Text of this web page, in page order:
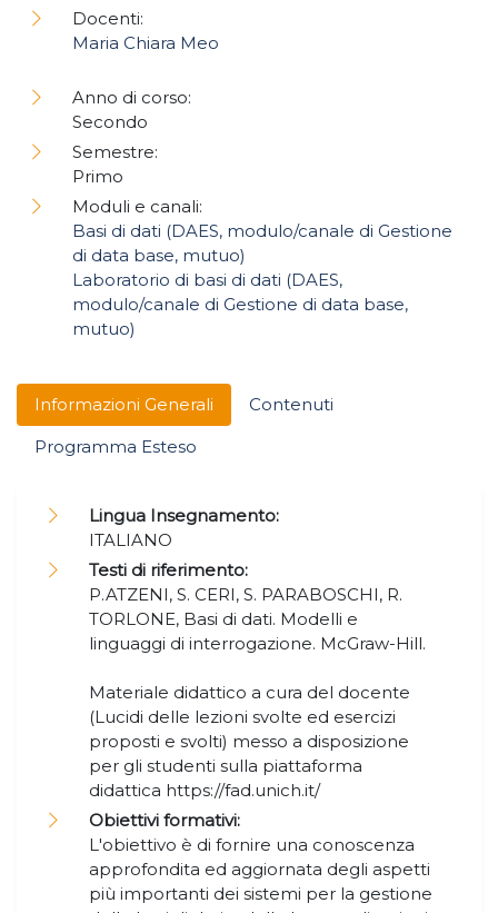
Informazioni Generali
Contenuti
Programma Esteso
Lingua Insegnamento:
ITALIANO
Testi di riferimento:
P.ATZENI, S. CERI, S. PARABOSCHI, R.
TORLONE, Basi di dati. Modelli e
linguaggi di interrogazione. McGraw-Hill.
Materiale didattico a cura del docente
(Lucidi delle lezioni svolte ed esercizi
proposti e svolti) messo a disposizione
per gli studenti sulla piattaforma
didattica https://fad.unich.it/
Obiettivi formativi:
L'obiettivo è di fornire una conoscenza
approfondita ed aggiornata degli aspetti
più importanti dei sistemi per la gestione
Docenti:
Maria Chiara Meo
Anno di corso:
Secondo
Semestre:
Primo
Moduli e canali:
Basi di dati (DAES, modulo/canale di Gestione
di data base, mutuo)
Laboratorio di basi di dati (DAES,
modulo/canale di Gestione di data base,
mutuo)